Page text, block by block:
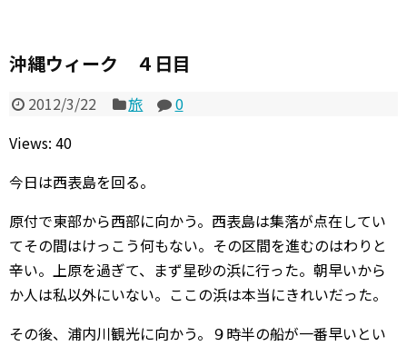
沖縄ウィーク ４日目
2012/3/22 旅
0
Views: 40
今日は西表島を回る。
原付で東部から西部に向かう。西表島は集落が点在してい
てその間はけっこう何もない。その区間を進むのはわりと
辛い。上原を過ぎて、まず星砂の浜に行った。朝早いから
か人は私以外にいない。ここの浜は本当にきれいだった。
その後、浦内川観光に向かう。９時半の船が一番早いとい